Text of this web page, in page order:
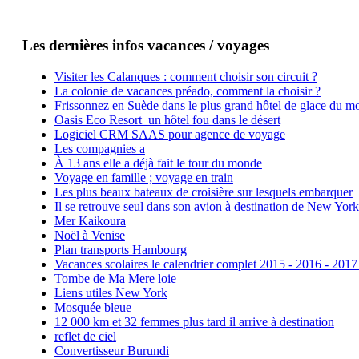
Les dernières infos vacances / voyages
Visiter les Calanques : comment choisir son circuit ?
La colonie de vacances préado, comment la choisir ?
Frissonnez en Suède dans le plus grand hôtel de glace du
Oasis Eco Resort un hôtel fou dans le désert
Logiciel CRM SAAS pour agence de voyage
Les compagnies a
À 13 ans elle a déjà fait le tour du monde
Voyage en famille ; voyage en train
Les plus beaux bateaux de croisière sur lesquels embarquer
Il se retrouve seul dans son avion à destination de New York
Mer Kaikoura
Noël à Venise
Plan transports Hambourg
Vacances scolaires le calendrier complet 2015 - 2016 -
Tombe de Ma Mere loie
Liens utiles New York
Mosquée bleue
12 000 km et 32 femmes plus tard il arrive à destination
reflet de ciel
Convertisseur Burundi